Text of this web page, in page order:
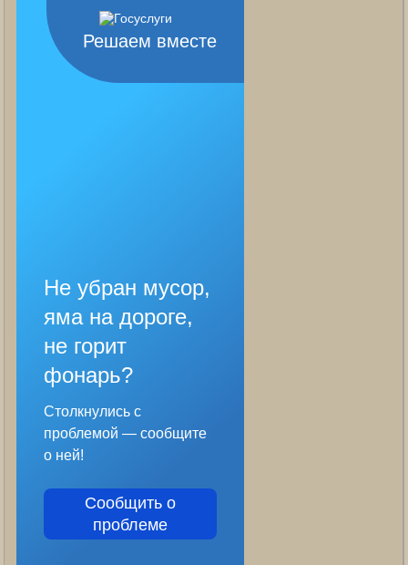
Решаем вместе
Не убран мусор,
яма на дороге,
не горит
фонарь?
Столкнулись с
проблемой — сообщите
о ней!
Сообщить о
проблеме